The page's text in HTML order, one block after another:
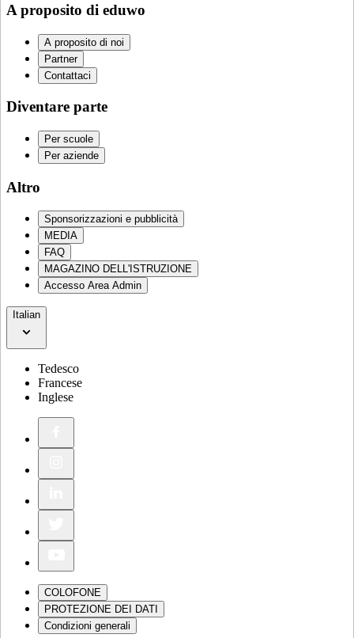
A proposito di eduwo
A proposito di noi
Partner
Contattaci
Diventare parte
Per scuole
Per aziende
Altro
Sponsorizzazioni e pubblicità
MEDIA
FAQ
MAGAZINO DELL'ISTRUZIONE
Accesso Area Admin
Italian
Tedesco
Francese
Inglese
COLOFONE
PROTEZIONE DEI DATI
Condizioni generali